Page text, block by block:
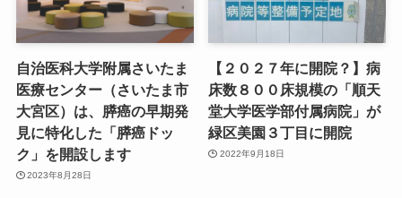
自治医科大学附属さいたま
医療センター（さいたま市
大宮区）は、膵癌の早期発
見に特化した「膵癌ドッ
ク」を開設します
2023年8月28日
【２０２７年に開院？】病
床数８００床規模の「順天
堂大学医学部付属病院」が
緑区美園３丁目に開院
2022年9月18日